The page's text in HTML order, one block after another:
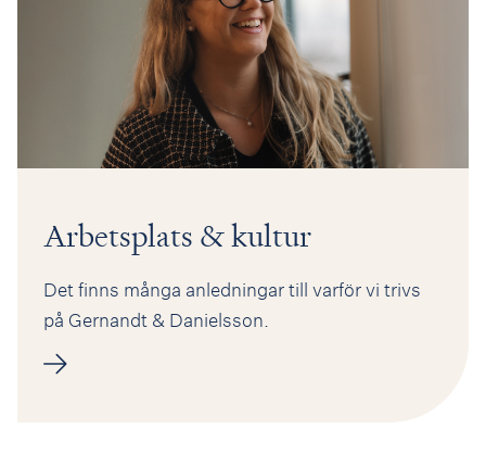
Arbetsplats & kultur
Det finns många anledningar till varför vi trivs
på Gernandt & Danielsson.